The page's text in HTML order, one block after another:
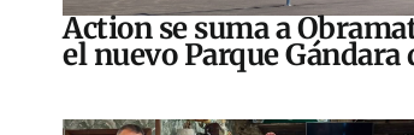
Action se suma a
el nuevo Parque Gándara